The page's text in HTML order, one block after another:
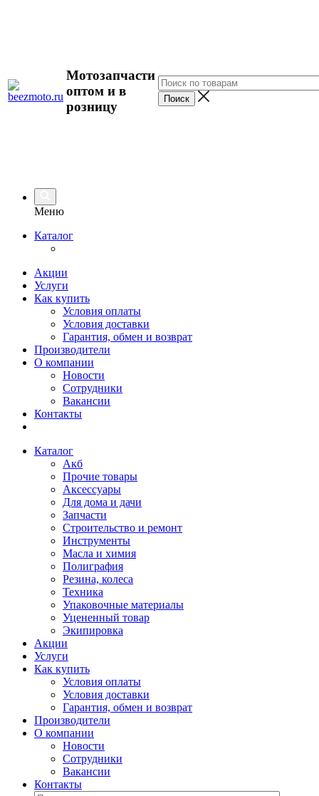
Мотозапчасти
оптом и в
розницу
Меню
Каталог
Акции
Услуги
Как купить
Условия оплаты
Условия доставки
Гарантия, обмен и возврат
Производители
О компании
Новости
Сотрудники
Вакансии
Контакты
Каталог
Акб
Прочие товары
Аксессуары
Для дома и дачи
Запчасти
Строительство и ремонт
Инструменты
Масла и химия
Полиграфия
Резина, колеса
Техника
Упаковочные материалы
Уцененный товар
Экипировка
Акции
Услуги
Как купить
Условия оплаты
Условия доставки
Гарантия, обмен и возврат
Производители
О компании
Новости
Сотрудники
Вакансии
Контакты